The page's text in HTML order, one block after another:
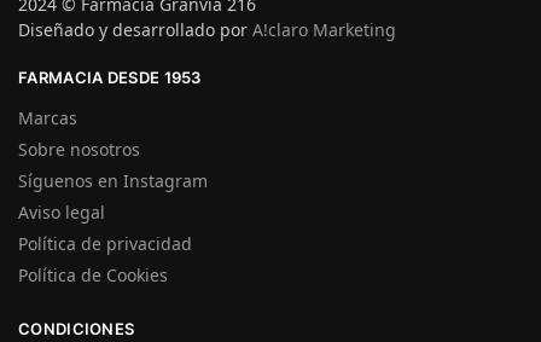
Diseñado y desarrollado por A!claro Marketing
FARMACIA DESDE 1953
Marcas
Sobre nosotros
Síguenos en Instagram
Aviso legal
Política de privacidad
Política de Cookies
CONDICIONES